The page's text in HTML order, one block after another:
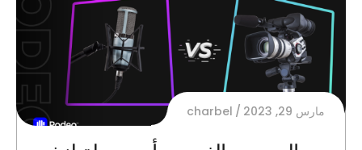
مارس 29, 2023 charbel